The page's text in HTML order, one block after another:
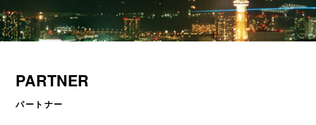
PARTNER
パートナー